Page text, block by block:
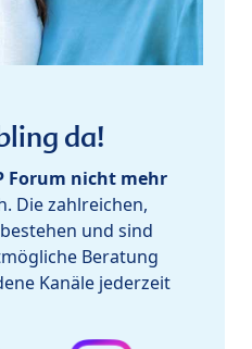
da!
Forum nicht mehr
Die zahlreichen,
und sind
Beratung
Kanäle jederzeit